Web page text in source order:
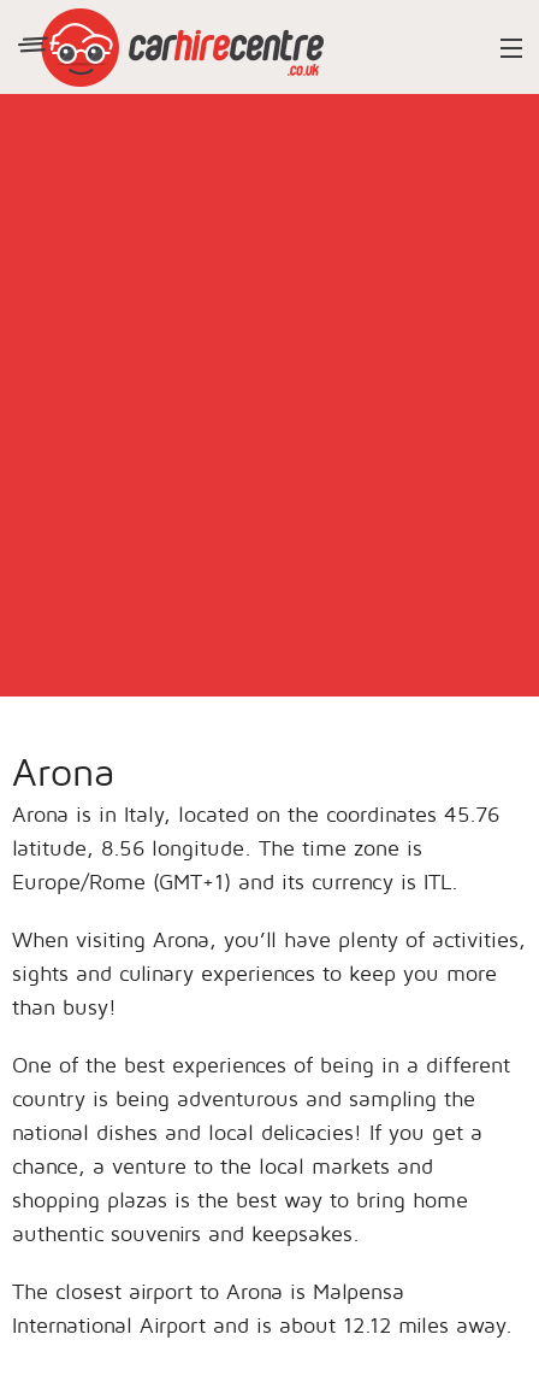
Arona
Arona is in Italy, located on the coordinates 45.76
latitude, 8.56 longitude. The time zone is
Europe/Rome (GMT+1) and its currency is ITL.
When visiting Arona, you’ll have plenty of activities,
sights and culinary experiences to keep you more
than busy!
One of the best experiences of being in a different
country is being adventurous and sampling the
national dishes and local delicacies! If you get a
chance, a venture to the local markets and
shopping plazas is the best way to bring home
authentic souvenirs and keepsakes.
The closest airport to Arona is Malpensa
International Airport and is about 12.12 miles away.